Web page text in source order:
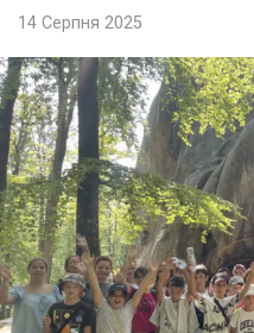
14 Серпня 2025